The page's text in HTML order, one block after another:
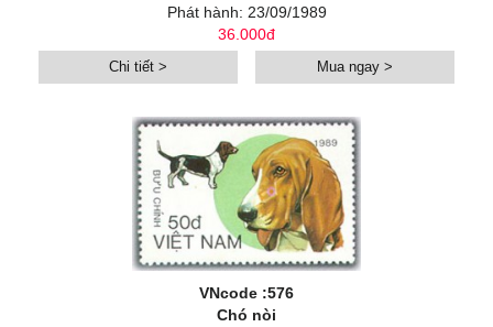
Phát hành: 23/09/1989
36.000đ
Chi tiết > Mua ngay >
VNcode :576
Chó nòi